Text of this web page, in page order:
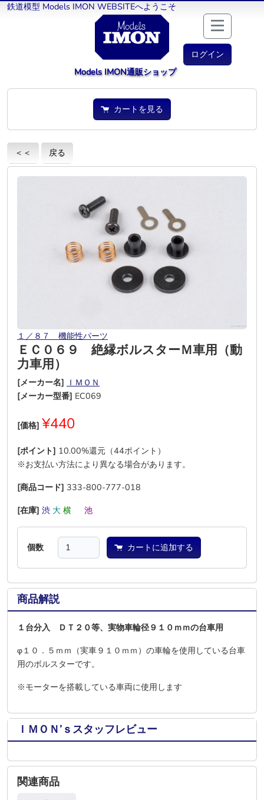
鉄道模型 Models IMON WEBSITEへようこそ
ログイン
Models IMON通販ショップ
カートを見る
＜＜ 戻る
１／８７ 機能性パーツ
ＥＣ０６９ 絶縁ボルスターＭ車用（動
力車用）
[メーカー名] ＩＭＯＮ
[メーカー型番] EC069
[価格] ¥440
[ポイント] 10.00%還元（44ポイント）
※お支払い方法により異なる場合があります。
[商品コード] 333-800-777-018
[在庫] 渋 大 横 池
個数 カートに追加する
商品解説
１台分入 ＤＴ２０等、実物車輪径９１０ｍｍの台車用
φ１０．５ｍｍ（実車９１０ｍｍ）の車輪を使用している台車
用のボルスターです。
※モーターを搭載している車両に使用します
ＩＭＯＮ’ｓスタッフレビュー
関連商品